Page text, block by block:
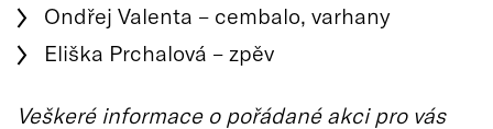
Ondřej Valenta – cembalo, varhany
Eliška Prchalová – zpěv
Veškeré informace o pořádané akci pro vás